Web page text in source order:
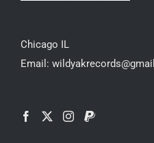
Chicago IL
Email: